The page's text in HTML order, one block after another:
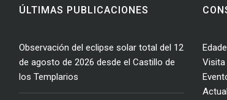
ÚLTIMAS PUBLICACIONES
Observación del eclipse solar total del 12
de agosto de 2026 desde el Castillo de
los Templarios
Visita